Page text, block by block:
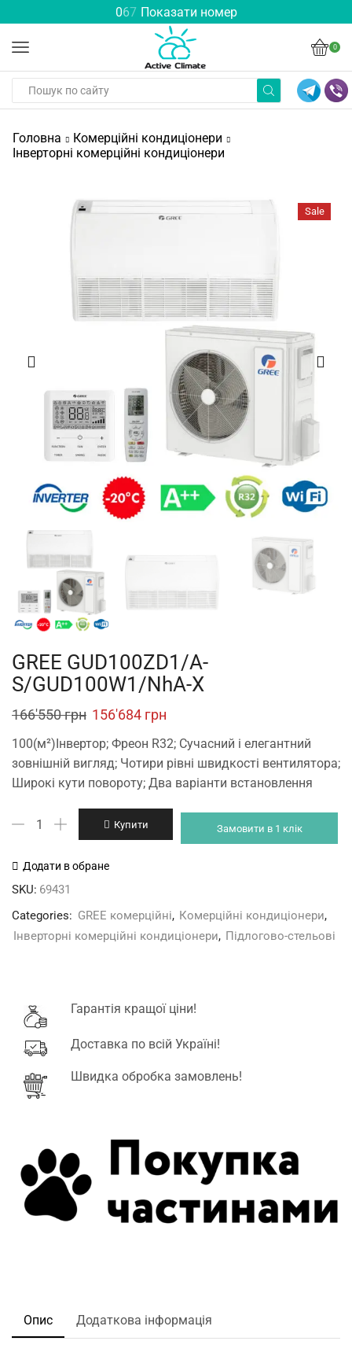
067 Показати номер
0
Головна
Комерційні кондиціонери
Інверторні комерційні кондиціонери
Sale
GREE GUD100ZD1/A-
S/GUD100W1/NhA-X
166'550грн Original
price
was:
166'550 грн.
156'684 грн
price
is:
156'684 грн.
100(м²)Інвертор; Фреон R32; Сучасний і елегантний
зовнішній вигляд; Чотири рівні швидкості вентилятора;
Широкі кути повороту; Два варіанти встановлення
GREE
GUD100ZD1/A-
S/GUD100W1/NhA-
Купити Замовити в 1 клік
Додати в обране
SKU: 69431
Categories: GREE комерційні, Комерційні кондиціонери,
Інверторні комерційні кондиціонери, Підлогово-стельові
Гарантія кращої ціни!
Доставка по всій Україні!
Швидка обробка замовлень!
Опис Додаткова інформація